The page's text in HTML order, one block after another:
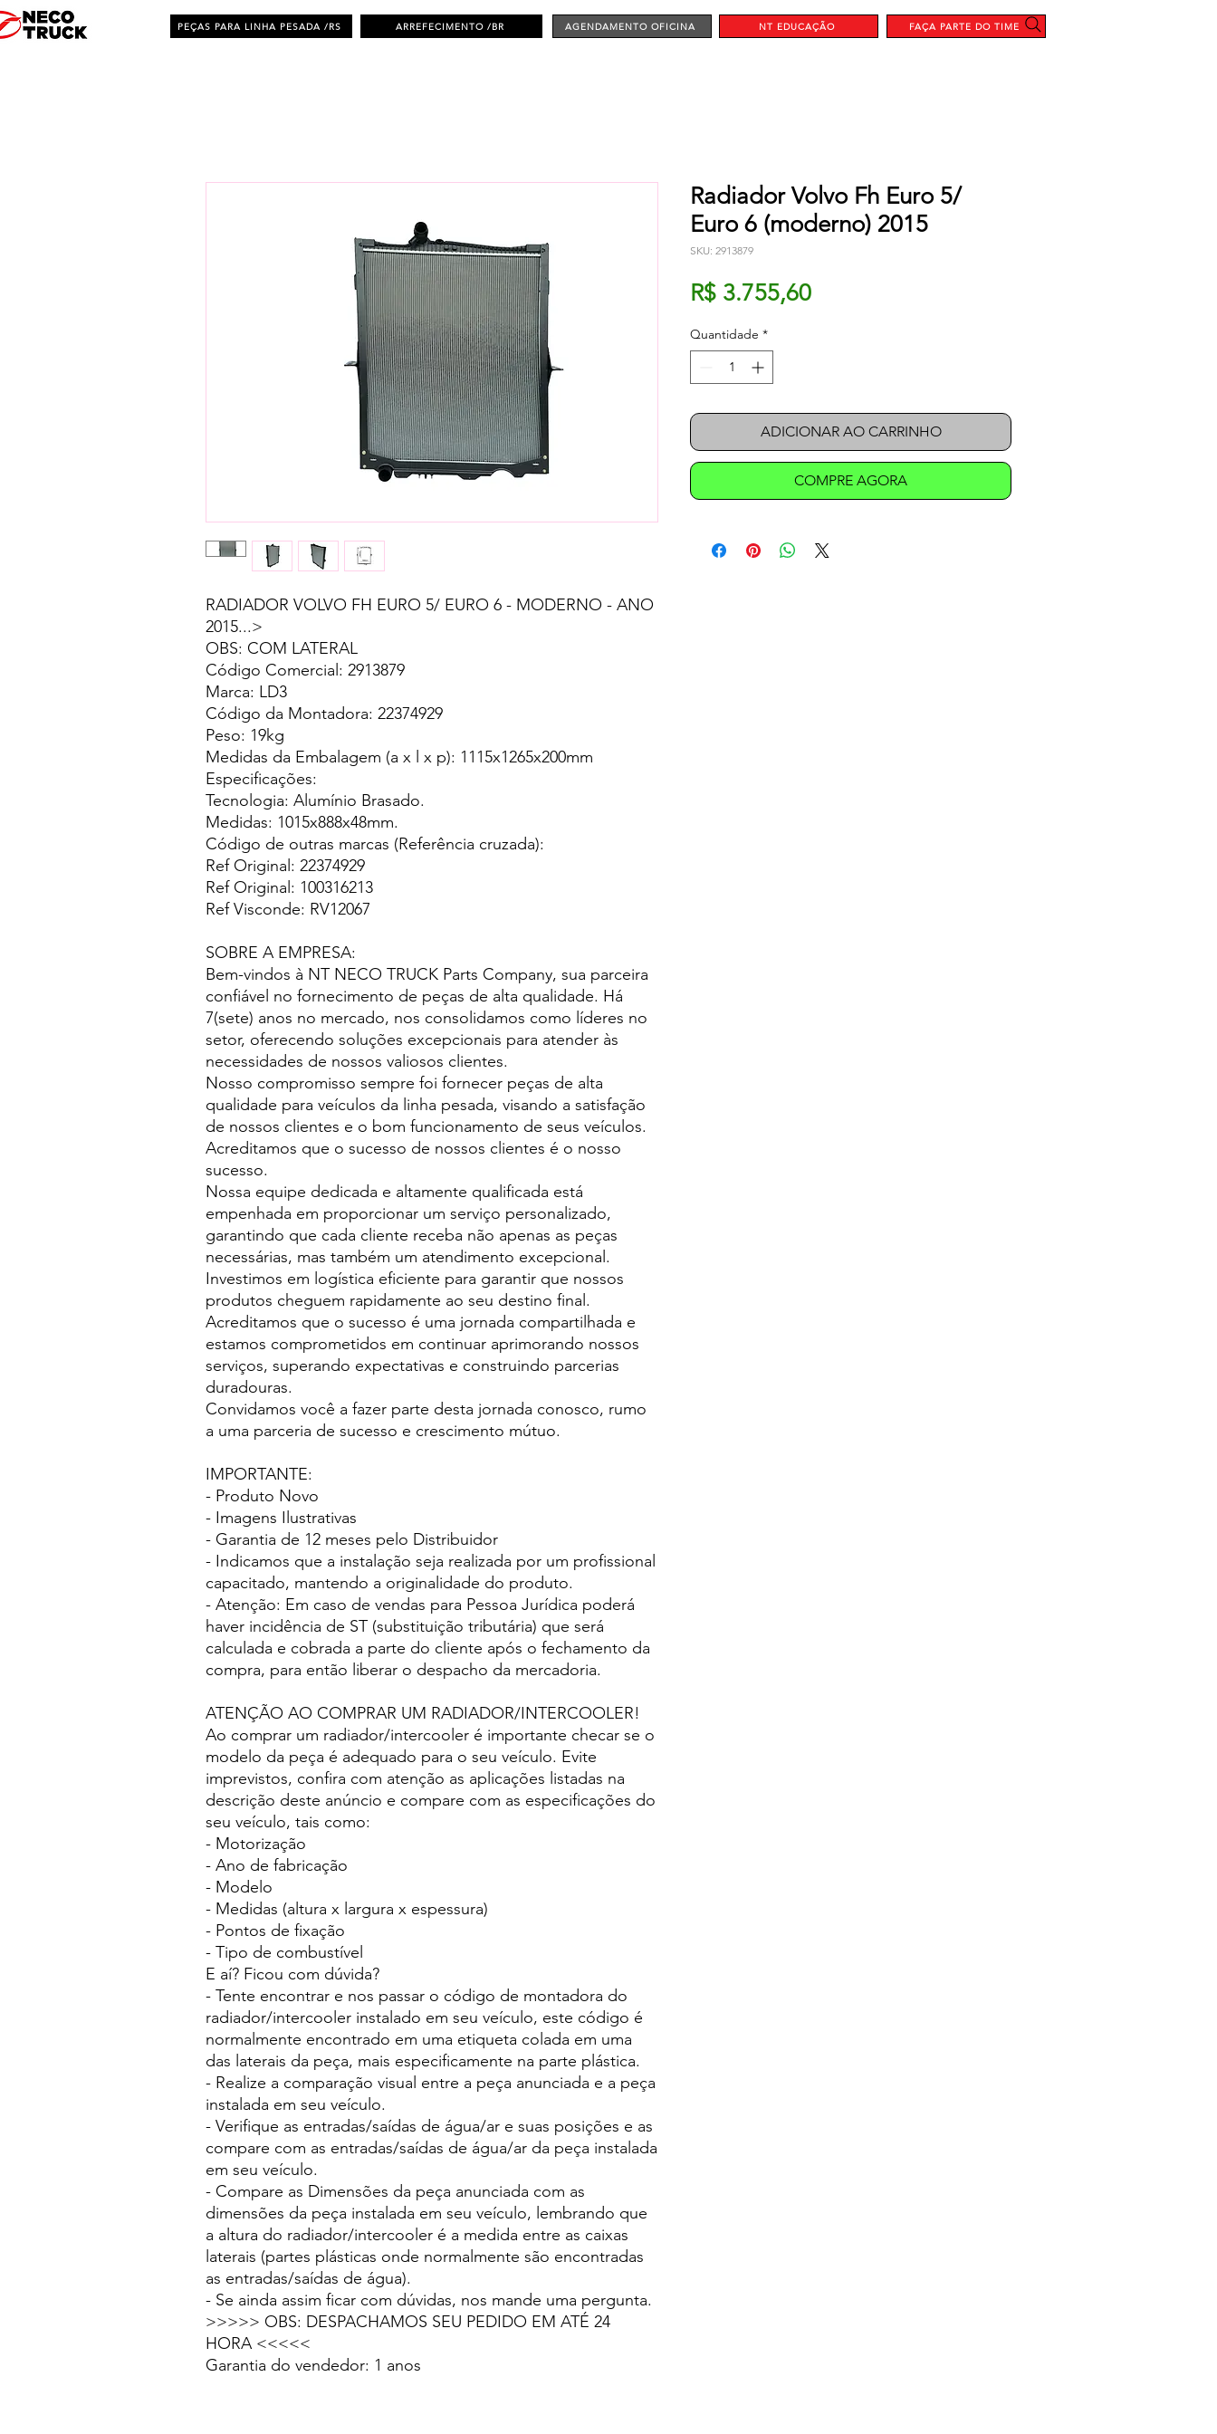
PEÇAS PARA LINHA PESADA /RS ARREFECIMENTO /BR AGENDAMENTO OFICINA NT EDUCAÇÃO FAÇA PARTE DO TIME
RADIADOR VOLVO FH EURO 5/ EURO 6 - MODERNO - ANO
2015...>
OBS: COM LATERAL
Código Comercial: 2913879
Marca: LD3
Código da Montadora: 22374929
Peso: 19kg
Medidas da Embalagem (a x l x p): 1115x1265x200mm
Especificações:
Tecnologia: Alumínio Brasado.
Medidas: 1015x888x48mm.
Código de outras marcas (Referência cruzada):
Ref Original: 22374929
Ref Original: 100316213
Ref Visconde: RV12067
SOBRE A EMPRESA:
Bem-vindos à NT NECO TRUCK Parts Company, sua parceira
confiável no fornecimento de peças de alta qualidade. Há
7(sete) anos no mercado, nos consolidamos como líderes no
setor, oferecendo soluções excepcionais para atender às
necessidades de nossos valiosos clientes.
Nosso compromisso sempre foi fornecer peças de alta
qualidade para veículos da linha pesada, visando a satisfação
de nossos clientes e o bom funcionamento de seus veículos.
Acreditamos que o sucesso de nossos clientes é o nosso
sucesso.
Nossa equipe dedicada e altamente qualificada está
empenhada em proporcionar um serviço personalizado,
garantindo que cada cliente receba não apenas as peças
necessárias, mas também um atendimento excepcional.
Investimos em logística eficiente para garantir que nossos
produtos cheguem rapidamente ao seu destino final.
Acreditamos que o sucesso é uma jornada compartilhada e
estamos comprometidos em continuar aprimorando nossos
serviços, superando expectativas e construindo parcerias
duradouras.
Convidamos você a fazer parte desta jornada conosco, rumo
a uma parceria de sucesso e crescimento mútuo.
IMPORTANTE:
- Produto Novo
- Imagens Ilustrativas
- Garantia de 12 meses pelo Distribuidor
- Indicamos que a instalação seja realizada por um profissional
capacitado, mantendo a originalidade do produto.
- Atenção: Em caso de vendas para Pessoa Jurídica poderá
haver incidência de ST (substituição tributária) que será
calculada e cobrada a parte do cliente após o fechamento da
compra, para então liberar o despacho da mercadoria.
ATENÇÃO AO COMPRAR UM RADIADOR/INTERCOOLER!
Ao comprar um radiador/intercooler é importante checar se o
modelo da peça é adequado para o seu veículo. Evite
imprevistos, confira com atenção as aplicações listadas na
descrição deste anúncio e compare com as especificações do
seu veículo, tais como:
- Motorização
- Ano de fabricação
- Modelo
- Medidas (altura x largura x espessura)
- Pontos de fixação
- Tipo de combustível
E aí? Ficou com dúvida?
- Tente encontrar e nos passar o código de montadora do
radiador/intercooler instalado em seu veículo, este código é
normalmente encontrado em uma etiqueta colada em uma
das laterais da peça, mais especificamente na parte plástica.
- Realize a comparação visual entre a peça anunciada e a peça
instalada em seu veículo.
- Verifique as entradas/saídas de água/ar e suas posições e as
compare com as entradas/saídas de água/ar da peça instalada
em seu veículo.
- Compare as Dimensões da peça anunciada com as
dimensões da peça instalada em seu veículo, lembrando que
a altura do radiador/intercooler é a medida entre as caixas
laterais (partes plásticas onde normalmente são encontradas
as entradas/saídas de água).
- Se ainda assim ficar com dúvidas, nos mande uma pergunta.
>>>>> OBS: DESPACHAMOS SEU PEDIDO EM ATÉ 24
HORA <<<<<
Garantia do vendedor: 1 anos
Radiador Volvo Fh Euro 5/
Euro 6 (moderno) 2015
SKU: 2913879
R$ 3.755,60Preço
Quantidade *
ADICIONAR AO CARRINHO
COMPRE AGORA